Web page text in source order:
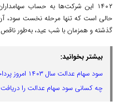
۱۴۰۲ این شرکت‌ها به حساب
حالی است که تنها مرحله نخست سود،
گذشته و همزمان با شب عید، به‌طور
بیشتر بخوانید:
سود سهام عدالت سال ۱۴۰۳ امروز پرداخت می‌شود
چه کسانی سود سهام عدالت را دریافت